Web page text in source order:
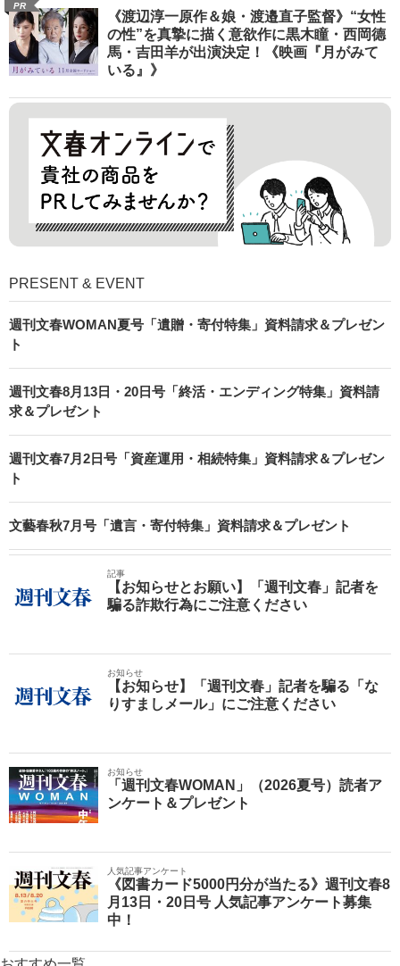
PR
《渡辺淳一原作＆娘・渡邉直子監督》“女性
の性”を真摯に描く意欲作に黒木瞳・西岡德
馬・吉田羊が出演決定！《映画『月がみて
いる』》
PRESENT & EVENT
週刊文春WOMAN夏号「遺贈・寄付特集」資料請求＆プレゼン
ト
週刊文春8月13日・20日号「終活・エンディング特集」資料請
求＆プレゼント
週刊文春7月2日号「資産運用・相続特集」資料請求＆プレゼン
ト
文藝春秋7月号「遺言・寄付特集」資料請求＆プレゼント
記事
【お知らせとお願い】「週刊文春」記者を
騙る詐欺行為にご注意ください
お知らせ
【お知らせ】「週刊文春」記者を騙る「な
りすましメール」にご注意ください
お知らせ
「週刊文春WOMAN」（2026夏号）読者ア
ンケート＆プレゼント
人気記事アンケート
《図書カード5000円分が当たる》週刊文春8
月13日・20日号 人気記事アンケート募集
中！